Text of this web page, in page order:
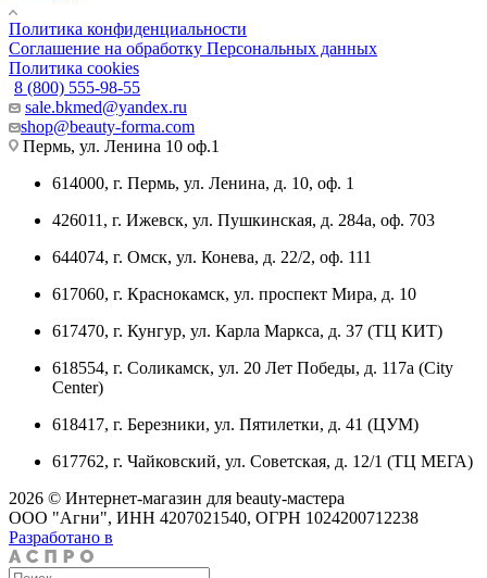
Политика конфиденциальности
Соглашение на обработку Персональных данных
Политика cookies
8 (800) 555-98-55
sale.bkmed@yandex.ru
shop@beauty-forma.com
Пермь, ул. Ленина 10 оф.1
614000, г. Пермь, ул. Ленина, д. 10, оф. 1
426011, г. Ижевск, ул. Пушкинская, д. 284а, оф. 703
644074, г. Омск, ул. Конева, д. 22/2, оф. 111
617060, г. Краснокамск, ул. проспект Мира, д. 10
617470, г. Кунгур, ул. Карла Маркса, д. 37 (ТЦ КИТ)
618554, г. Соликамск, ул. 20 Лет Победы, д. 117а (City
Center)
618417, г. Березники, ул. Пятилетки, д. 41 (ЦУМ)
617762, г. Чайковский, ул. Советская, д. 12/1 (ТЦ МЕГА)
2026 © Интернет-магазин для beauty-мастера
ООО "Агни", ИНН 4207021540, ОГРН 1024200712238
Разработано в